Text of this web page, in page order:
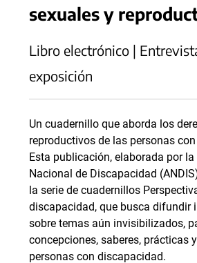
sexuales y
Libro electrónico |
exposición
Un cuadernillo que aborda los
reproductivos de las personas
Esta publicación, elaborada por la
Nacional de Discapacidad
la serie de cuadernillos
discapacidad, que busca difundir
sobre temas aún invisibilizados,
concepciones, saberes, prácticas
personas con discapacidad.